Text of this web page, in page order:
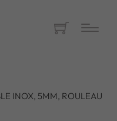
INOX, 5MM, ROULEAU